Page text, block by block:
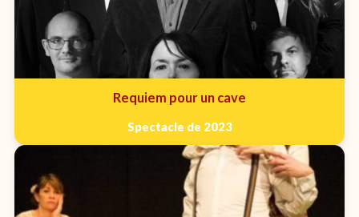
Requiem pour un cave
Spectacle de 2023